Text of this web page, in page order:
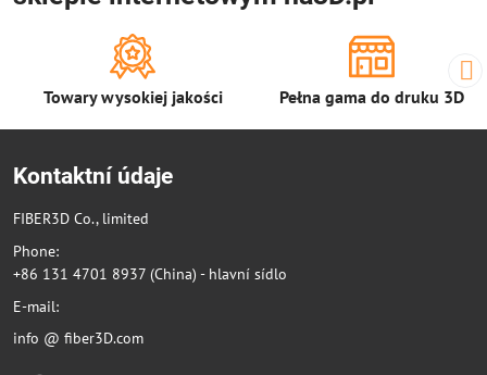
Towary wysokiej jakości Pełna gama do druku 3D
Kontaktní údaje
FIBER3D Co., limited
Phone:
+86 131 4701 8937 (China) - hlavní sídlo
E-mail:
info @ fiber3D.com